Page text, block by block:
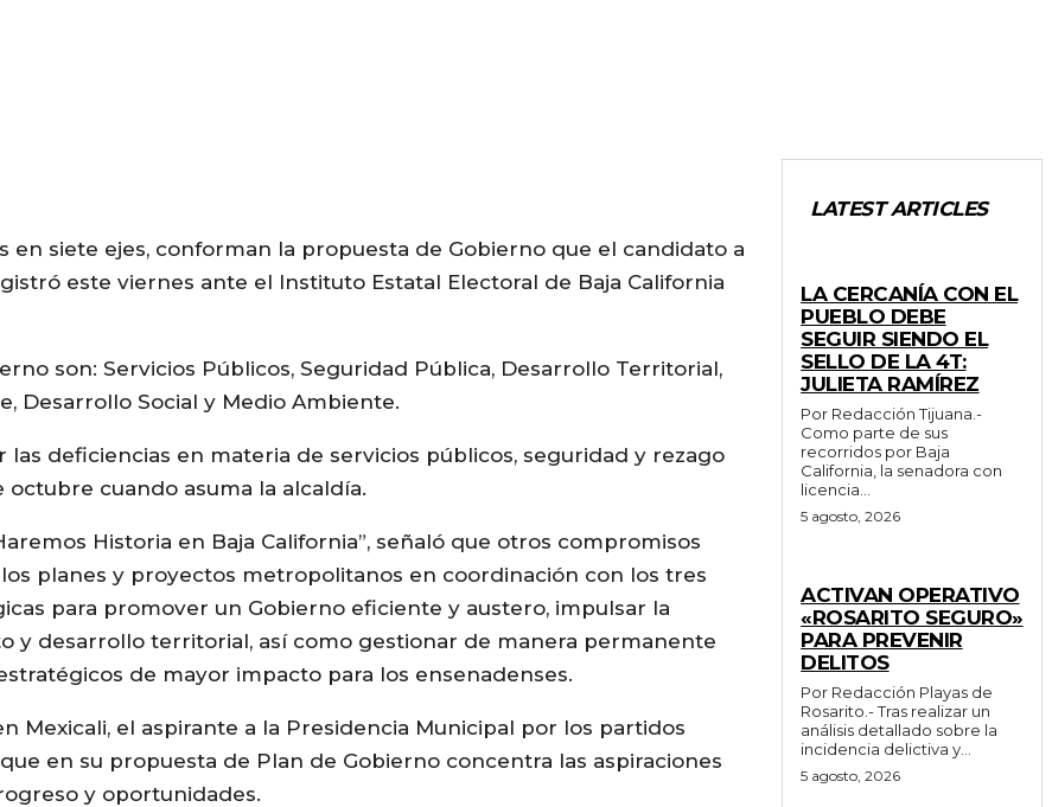
en siete ejes, conforman la propuesta de Gobierno que el candidato a
este viernes ante el Instituto Estatal Electoral de Baja California
son: Servicios Públicos, Seguridad Pública, Desarrollo Territorial,
Desarrollo Social y Medio Ambiente.
deficiencias en materia de servicios públicos, seguridad y rezago
cuando asuma la alcaldía.
Historia en Baja California”, señaló que otros compromisos
planes y proyectos metropolitanos en coordinación con los tres
para promover un Gobierno eficiente y austero, impulsar la
y desarrollo territorial, así como gestionar de manera permanente
de mayor impacto para los ensenadenses.
Mexicali, el aspirante a la Presidencia Municipal por los partidos
en su propuesta de Plan de Gobierno concentra las aspiraciones
y oportunidades.
LATEST ARTICLES
LA CERCANÍA CON EL
PUEBLO DEBE
SEGUIR SIENDO EL
SELLO DE LA 4T:
JULIETA RAMÍREZ
Por Redacción Tijuana.-
Como parte de sus
recorridos por Baja
California, la senadora con
licencia...
5 agosto, 2026
ACTIVAN OPERATIVO
«ROSARITO SEGURO»
PARA PREVENIR
DELITOS
Por Redacción Playas de
Rosarito.- Tras realizar un
análisis detallado sobre la
incidencia delictiva y...
5 agosto, 2026